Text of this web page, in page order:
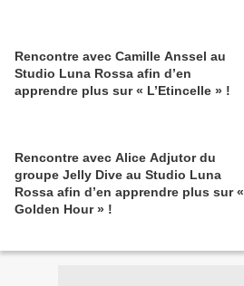
Rencontre avec Camille Anssel au
Studio Luna Rossa afin d’en
apprendre plus sur « L’Etincelle » !
Rencontre avec Alice Adjutor du
groupe Jelly Dive au Studio Luna
Rossa afin d’en apprendre plus sur «
Golden Hour » !